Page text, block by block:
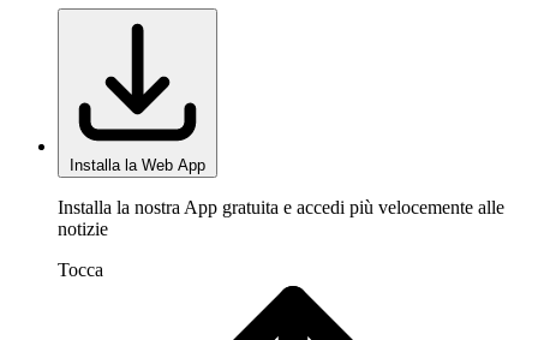
Installa la Web App
Installa la nostra App gratuita e accedi più velocemente alle
notizie
Tocca